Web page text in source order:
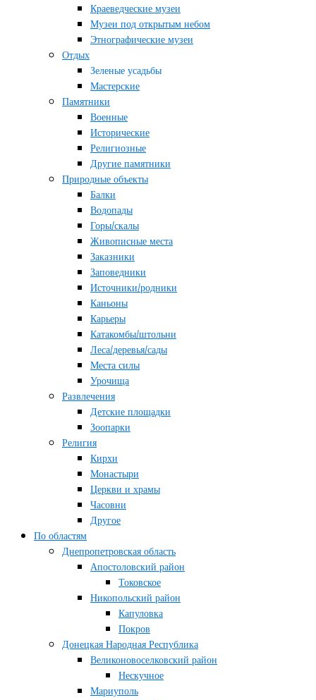
Краеведческие музеи
Музеи под открытым небом
Этнографические музеи
Отдых
Зеленые усадьбы
Мастерские
Памятники
Военные
Исторические
Религиозные
Другие памятники
Природные объекты
Балки
Водопады
Горы/скалы
Живописные места
Заказники
Заповедники
Источники/родники
Каньоны
Карьеры
Катакомбы/штольни
Леса/деревья/сады
Места силы
Урочища
Развлечения
Детские площадки
Зоопарки
Религия
Кирхи
Монастыри
Церкви и храмы
Часовни
Другое
По областям
Днепропетровская область
Апостоловский район
Токовское
Никопольский район
Капуловка
Покров
Донецкая Народная Республика
Великоновоселковский район
Нескучное
Мариуполь